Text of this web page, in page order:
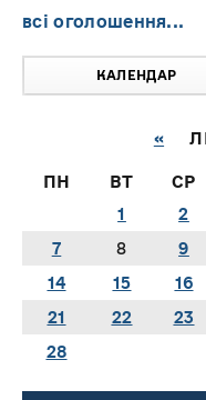
всі оголошення...
КАЛЕНДАР
«
ПН ВТ СР
1
2
7
8 9
14
15 16
21
22 23
28